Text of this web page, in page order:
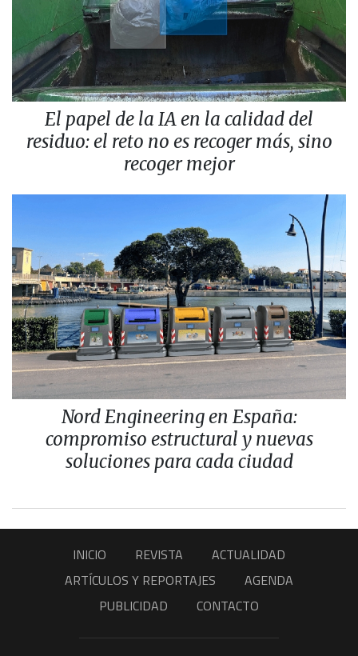
El papel de la IA en la calidad del
residuo: el reto no es recoger más, sino
recoger mejor
Nord Engineering en España:
compromiso estructural y nuevas
soluciones para cada ciudad
INICIO REVISTA
ACTUALIDAD
ARTÍCULOS Y REPORTAJES
AGENDA
PUBLICIDAD
CONTACTO